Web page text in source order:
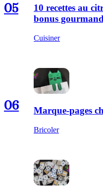
05
10 recettes au
bonus
Cuisiner
06 Marque-pages
Bricoler